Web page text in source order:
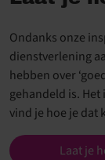
Ondanks onze
dienstverlening
hebben over
gehandeld is.
vind je hoe je dat
Laat je